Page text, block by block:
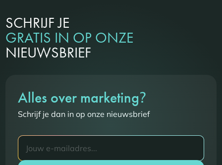
SCHRIJF JE
GRATIS IN OP ONZE
NIEUWSBRIEF
Alles over marketing?
Schrijf je dan in op onze nieuwsbrief